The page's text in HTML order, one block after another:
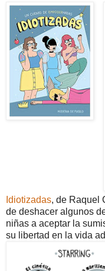
Idiotizadas, de Raquel
de deshacer algunos
niñas a aceptar la
su libertad en la vida